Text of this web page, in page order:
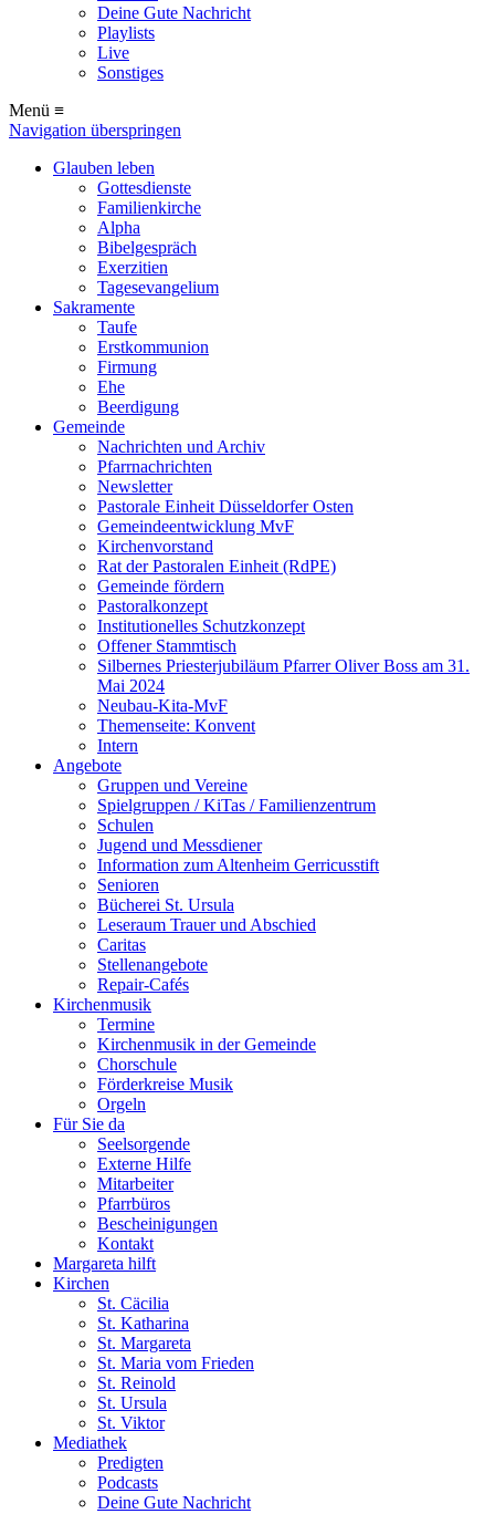
Deine Gute Nachricht
Playlists
Live
Sonstiges
Menü ≡
Navigation überspringen
Glauben leben
Gottesdienste
Familienkirche
Alpha
Bibelgespräch
Exerzitien
Tagesevangelium
Sakramente
Taufe
Erstkommunion
Firmung
Ehe
Beerdigung
Gemeinde
Nachrichten und Archiv
Pfarrnachrichten
Newsletter
Pastorale Einheit Düsseldorfer Osten
Gemeindeentwicklung MvF
Kirchenvorstand
Rat der Pastoralen Einheit (RdPE)
Gemeinde fördern
Pastoralkonzept
Institutionelles Schutzkonzept
Offener Stammtisch
Silbernes Priesterjubiläum Pfarrer Oliver Boss am 31.
Mai 2024
Neubau-Kita-MvF
Themenseite: Konvent
Intern
Angebote
Gruppen und Vereine
Spielgruppen / KiTas / Familienzentrum
Schulen
Jugend und Messdiener
Information zum Altenheim Gerricusstift
Senioren
Bücherei St. Ursula
Leseraum Trauer und Abschied
Caritas
Stellenangebote
Repair-Cafés
Kirchenmusik
Termine
Kirchenmusik in der Gemeinde
Chorschule
Förderkreise Musik
Orgeln
Für Sie da
Seelsorgende
Externe Hilfe
Mitarbeiter
Pfarrbüros
Bescheinigungen
Kontakt
Margareta hilft
Kirchen
St. Cäcilia
St. Katharina
St. Margareta
St. Maria vom Frieden
St. Reinold
St. Ursula
St. Viktor
Mediathek
Predigten
Podcasts
Deine Gute Nachricht